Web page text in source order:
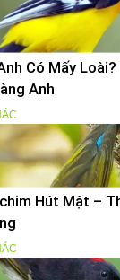
Có Mấy
Anh
Hút Mật –